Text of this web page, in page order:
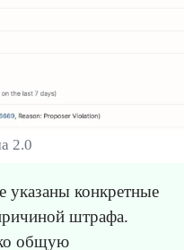
2.0
указаны конкретные
штрафа.
общую